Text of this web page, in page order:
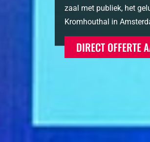
zaal met publiek, het
Kromhouthal in
DIRECT OFFERTE